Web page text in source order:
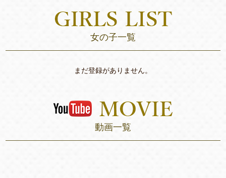
女の子一覧
まだ登録がありません。
動画一覧